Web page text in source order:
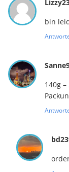
bin
140g